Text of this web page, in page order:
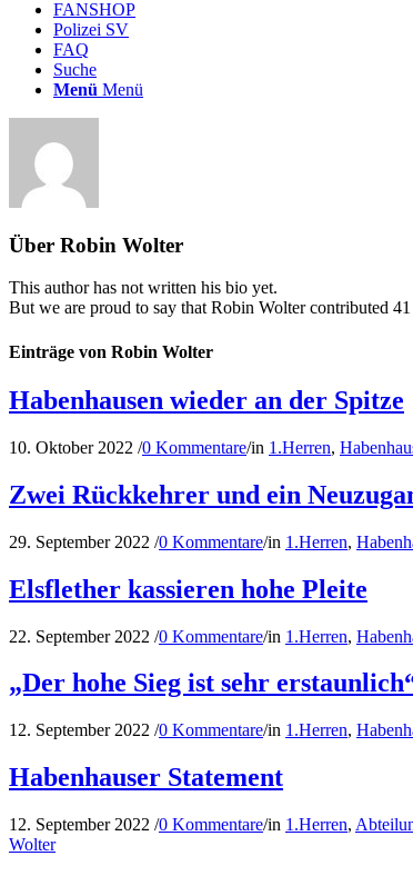
FANSHOP
Polizei SV
FAQ
Suche
Menü Menü
Über Robin Wolter
This author has not written his bio yet.
But we are proud to say thatRobin Woltercontributed 41
Einträge von Robin Wolter
Habenhausen wieder an der Spitze
10. Oktober 2022 /0 Kommentare/in 1.Herren,
Zwei Rückkehrer und ein
29. September 2022 /0 Kommentare/in 1.Herren,
Elsflether kassieren hohe Pleite
22. September 2022 /0 Kommentare/in 1.Herren,
„Der hohe Sieg ist sehr
12. September 2022 /0 Kommentare/in 1.Herren,
Habenhauser Statement
12. September 2022 /0 Kommentare/in 1.Herren,
Wolter